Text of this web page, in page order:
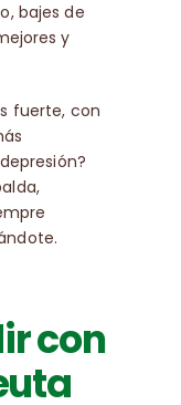
bajes de
y
fuerte, con
con